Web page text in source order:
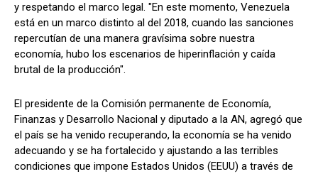
y respetando el marco legal. "En este momento, Venezuela
está en un marco distinto al del 2018, cuando las sanciones
repercutían de una manera gravísima sobre nuestra
economía, hubo los escenarios de hiperinflación y caída
brutal de la producción".
El presidente de la Comisión permanente de Economía,
Finanzas y Desarrollo Nacional y diputado a la AN, agregó que
el país se ha venido recuperando, la economía se ha venido
adecuando y se ha fortalecido y ajustando a las terribles
condiciones que impone Estados Unidos (EEUU) a través de